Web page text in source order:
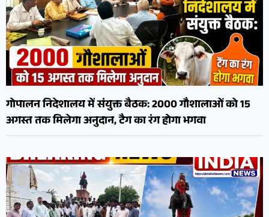
गोपालन निदेशालय में संयुक्त बैठक: 2000 गौशालाओं को 15
अगस्त तक मिलेगा अनुदान, टैग का रंग होगा भगवा